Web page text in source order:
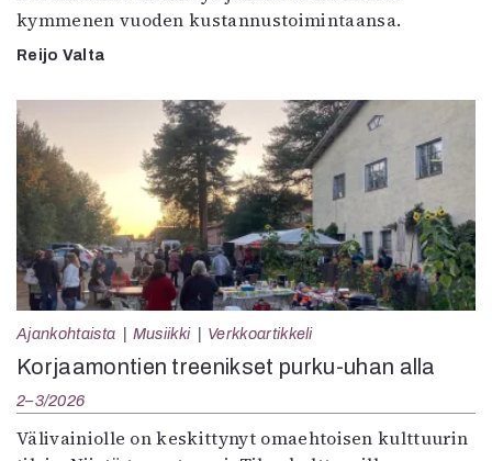
kymmenen vuoden kustannustoimintaansa.
Reijo Valta
Ajankohtaista Musiikki Verkkoartikkeli
Korjaamontien treenikset purku-uhan alla
2–3/2026
Välivainiolle on keskittynyt omaehtoisen kulttuurin